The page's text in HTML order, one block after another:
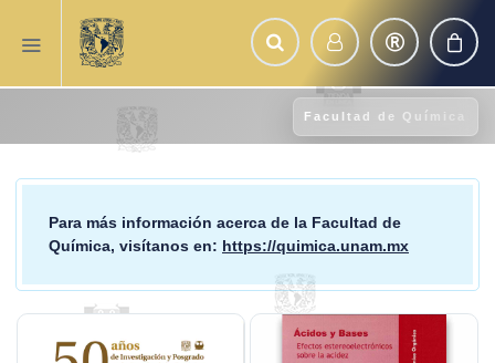
Facultad de Química
Para más información acerca de la Facultad de
Química, visítanos en: https://quimica.unam.mx